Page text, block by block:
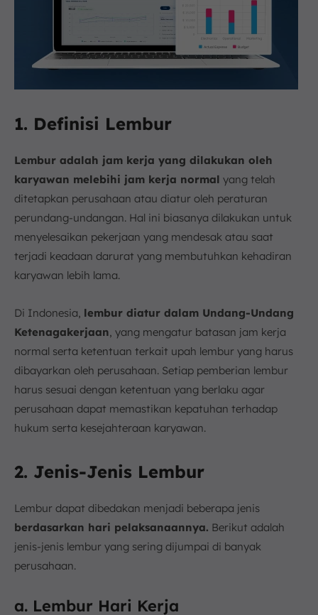
1. Definisi Lembur
Lembur adalah jam kerja yang dilakukan oleh
karyawan melebihi jam kerja normal yang telah
ditetapkan perusahaan atau diatur oleh peraturan
perundang-undangan. Hal ini biasanya dilakukan untuk
menyelesaikan pekerjaan yang mendesak atau saat
terjadi keadaan darurat yang membutuhkan kehadiran
karyawan lebih lama.
Di Indonesia, lembur diatur dalam Undang-Undang
Ketenagakerjaan, yang mengatur batasan jam kerja
normal serta ketentuan terkait upah lembur yang harus
dibayarkan oleh perusahaan. Setiap pemberian lembur
harus sesuai dengan ketentuan yang berlaku agar
perusahaan dapat memastikan kepatuhan terhadap
hukum serta kesejahteraan karyawan.
2. Jenis-Jenis Lembur
Lembur dapat dibedakan menjadi beberapa jenis
berdasarkan hari pelaksanaannya. Berikut adalah
jenis-jenis lembur yang sering dijumpai di banyak
perusahaan.
a. Lembur Hari Kerja